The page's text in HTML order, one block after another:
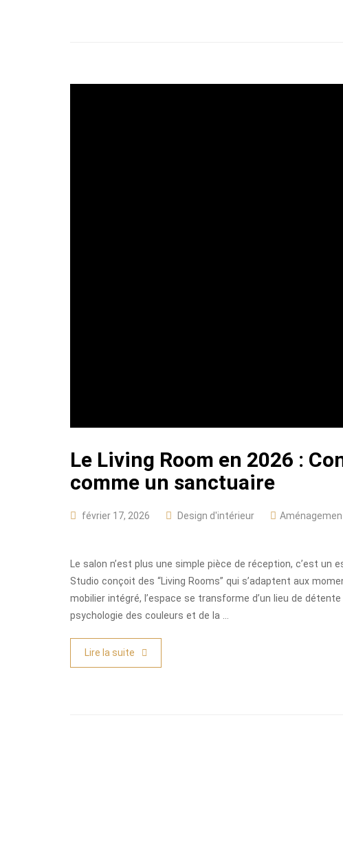
Le Living Room en 2026 :
comme un sanctuaire
février 17, 2026 Design d'intérieur
Le salon n’est plus une simple pièce de réception, c’est un
Studio conçoit des “Living Rooms” qui s’adaptent aux
mobilier intégré, l’espace se transforme d’un lieu de
psychologie des couleurs et de la …
Lire la suite